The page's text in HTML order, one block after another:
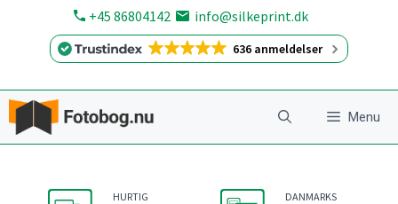
+45 86804142 info@silkeprint.dk
636 anmeldelser
Menu
HURTIG
DANMARKS